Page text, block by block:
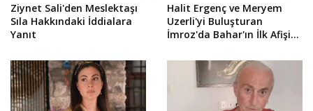
Ziynet Sali'den Meslektaşı
Sıla Hakkındaki İddialara
Yanıt
Halit Ergenç ve Meryem
Uzerli'yi Buluşturan
İmroz'da Bahar'ın İlk Afişi